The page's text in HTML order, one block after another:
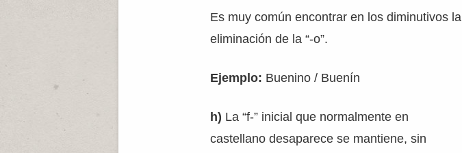
Es muy común encontrar en los diminutivos la
eliminación de la “-o”.
Ejemplo: Buenino / Buenín
h) La “f-” inicial que normalmente en
castellano desaparece se mantiene, sin